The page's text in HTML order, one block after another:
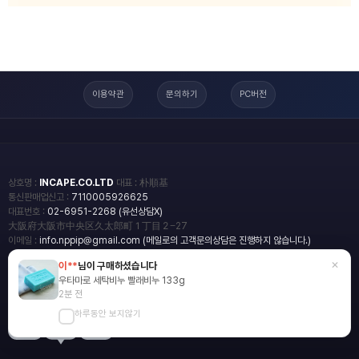
이용약관 문의하기 PC버전
상호명 : INCAPE.CO.LTD 대표 : 朴順基
통신판매업신고 : 7110005926625
대표번호 : 02-6951-2268 (유선상담X)
大阪府大阪市中央区久太郎町１丁目２−27
이메일 : info.nppip@gmail.com (메일로의 고객문의상담은 진행하지 않습니다.)
copyright
일본직구쇼핑몰 엔핍
2018 All rights reserved.
blog
이**님이 구매하셨습니다
우타마로 세탁비누 빨래비누 133g
2분 전
하루동안 보지않기
×